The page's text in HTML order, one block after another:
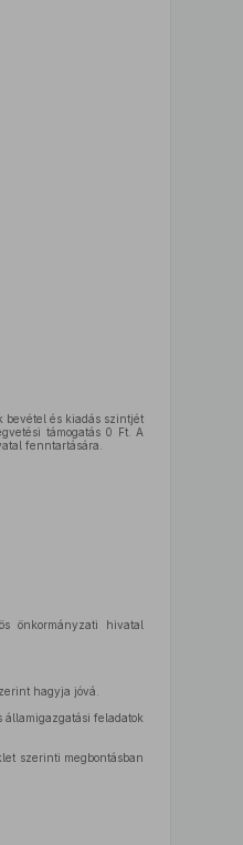
bevétel és kiadás szintjét
támogatás 0 Ft. A
fenntartására.
önkormányzati hivatal
hagyja jóvá.
feladatok
szerinti megbontásban